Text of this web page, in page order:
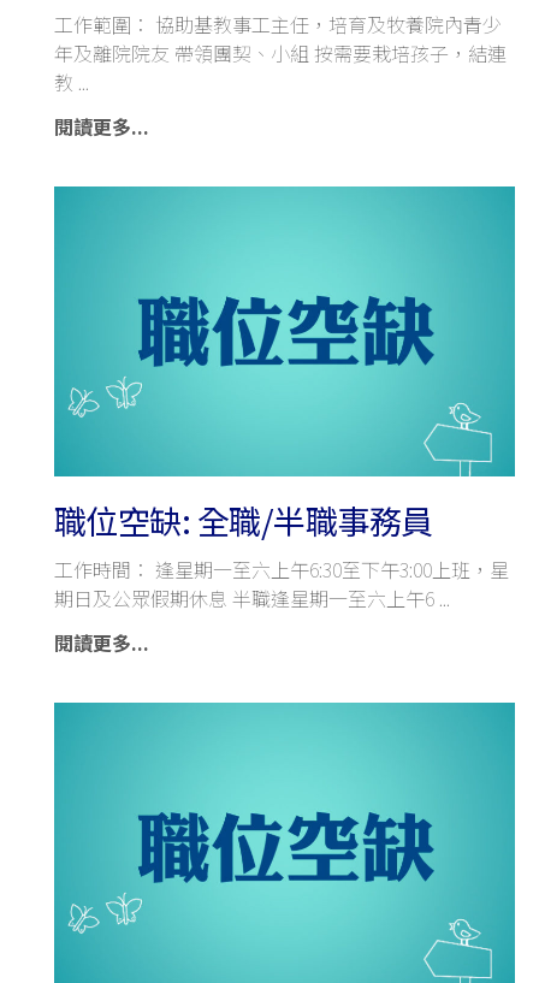
工作範圍： 協助基教事工主任，培育及牧養院內青少
年及離院院友 帶領團契、小組 按需要栽培孩子，結連
教
閱讀更多...
職位空缺: 全職/半職事務員
工作時間： 逢星期一至六上午6:30至下午3:00上班，星
期日及公眾假期休息 半職逢星期一至六上午6
閱讀更多...